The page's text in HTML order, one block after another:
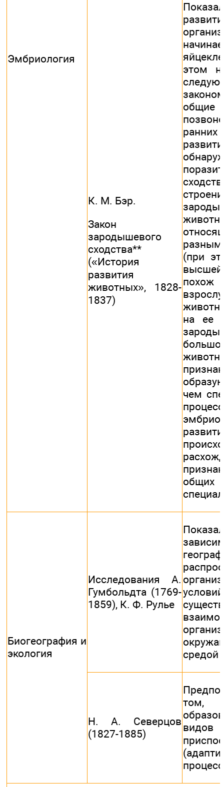
Эмбриология
К. М. Бэр.
Закон
зародышевого
сходства**
(«История
развития
животных», 1828-
1837)
этом
(при
на ее
чем
Биогеография и
экология
Исследования А.
Гумбольдта (1769-
1859), К. Ф. Рулье
средой
Н. А. Северцов
(1827-1885)
процесс